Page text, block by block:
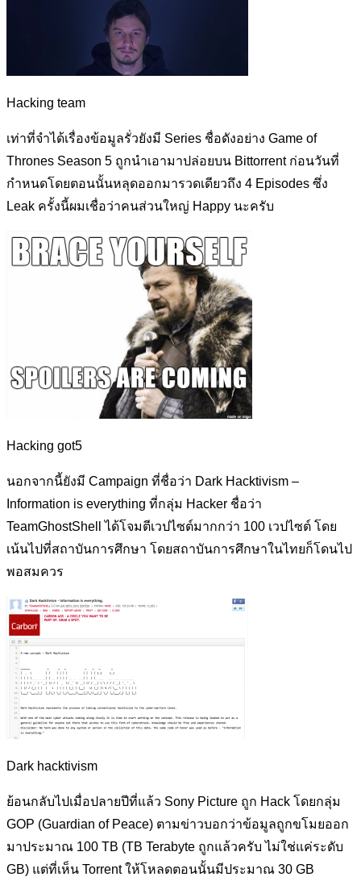
Hacking team
เท่าที่จำได้เรื่องข้อมูลรั่วยังมี Series ชื่อดังอย่าง Game of
Thrones Season 5 ถูกนำเอามาปล่อยบน Bittorrent ก่อนวันที่
กำหนดโดยตอนนั้นหลุดออกมารวดเดียวถึง 4 Episodes ซึ่ง
Leak ครั้งนี้ผมเชื่อว่าคนส่วนใหญ่ Happy นะครับ
Hacking got5
นอกจากนี้ยังมี Campaign ที่ชื่อว่า Dark Hacktivism –
Information is everything ที่กลุ่ม Hacker ชื่อว่า
TeamGhostShell ได้โจมตีเวปไซต์มากกว่า 100 เวปไซต์ โดย
เน้นไปที่สถาบันการศึกษา โดยสถาบันการศึกษาในไทยก็โดนไป
พอสมควร
Dark hacktivism
ย้อนกลับไปเมื่อปลายปีที่แล้ว Sony Picture ถูก Hack โดยกลุ่ม
GOP (Guardian of Peace) ตามข่าวบอกว่าข้อมูลถูกขโมยออก
มาประมาณ 100 TB (TB Terabyte ถูกแล้วครับ ไม่ใช่แค่ระดับ
GB) แต่ที่เห็น Torrent ให้โหลดตอนนั้นมีประมาณ​ 30 GB